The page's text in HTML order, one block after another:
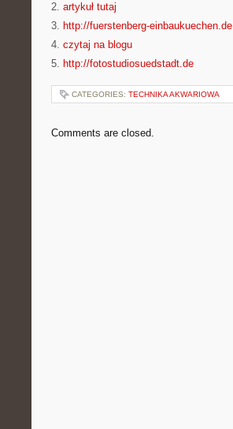
2. artykuł tutaj
3. http://fuerstenberg-einbaukuechen.de
4. czytaj na blogu
5. http://fotostudiosuedstadt.de
CATEGORIES: TECHNIKA AKWARIOWA
Comments are closed.